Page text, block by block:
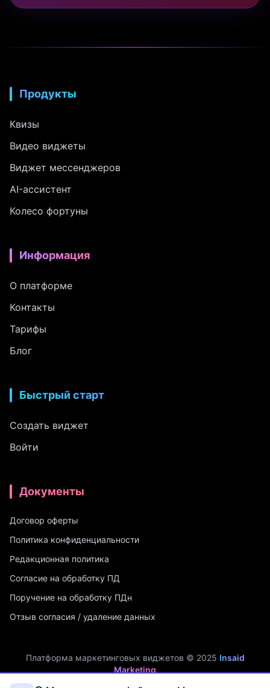
Продукты
Квизы
Видео виджеты
Виджет мессенджеров
AI-ассистент
Колесо фортуны
Информация
О платформе
Контакты
Тарифы
Блог
Быстрый старт
Создать виджет
Войти
Документы
Договор оферты
Политика конфиденциальности
Редакционная политика
Согласие на обработку ПД
Поручение на обработку ПДн
Отзыв согласия / удаление данных
Платформа маркетинговых виджетов © 2025 Insaid
Marketing